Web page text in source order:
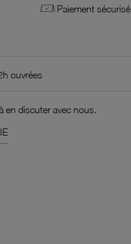
Paiement sécurisé
ouvrées
en discuter avec nous.